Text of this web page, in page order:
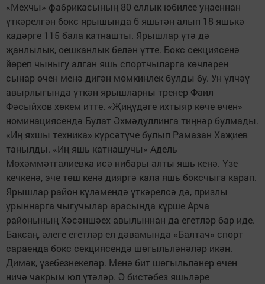
«Мехчы» фабрикасының 80 еллык юбилее уңаеннан
үткәрелгән бокс ярышында 6 яшьтән алып 18 яшькә
кадәрге 115 бала катнашты. Ярышлар үтә дә
җанлылык, оешканлык белән үтте. Бокс секциясенә
йөреп чыныгу алган яшь спортчыларга көчләрен
сынар өчен менә дигән мөмкинлек булды бу. Ун үлчәү
авырлыгында үткән ярышларны тренер Фаил
Фәсыйхов хөкем итте. «Җиңүдәге ихтыяр көче өчен»
номинациясендә Булат Әхмәдуллинга тиңнәр булмады.
«Иң яхшы техника» күрсәтүче булып Рамазан Хаҗиев
танылды. «Иң яшь катнашучы» Адель
Мөхәммәтгалиевка исә нибары алты яшь кенә. Үзе
кечкенә, эче төш кенә дияргә кала яшь боксчыга карап.
Ярышлар район күләмендә үткәрелсә дә, призлы
урыннарга чыгучылар арасында күрше Арча
районының Хәсәншәех авылыннан да егетләр бар иде.
Баксаң, әлеге егетләр ел дәвамында «Балтач» спорт
сараенда бокс секциясендә шөгыльләнәләр икән.
Димәк, үзебезнекеләр. Менә бит шөгыльләнер өчен
ничә чакрым юл үтәләр. Ә бистәбез яшьләре